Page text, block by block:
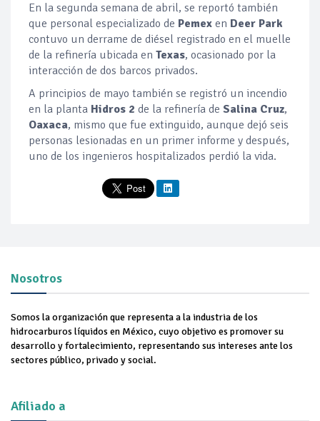
En la segunda semana de abril, se reportó también
que personal especializado de Pemex en Deer Park
contuvo un derrame de diésel registrado en el muelle
de la refinería ubicada en Texas, ocasionado por la
interacción de dos barcos privados.
A principios de mayo también se registró un incendio
en la planta Hidros 2 de la refinería de Salina Cruz,
Oaxaca, mismo que fue extinguido, aunque dejó seis
personas lesionadas en un primer informe y después,
uno de los ingenieros hospitalizados perdió la vida.
Nosotros
Somos la organización que representa a la industria de los
hidrocarburos líquidos en México, cuyo objetivo es promover su
desarrollo y fortalecimiento, representando sus intereses ante los
sectores público, privado y social.
Afiliado a